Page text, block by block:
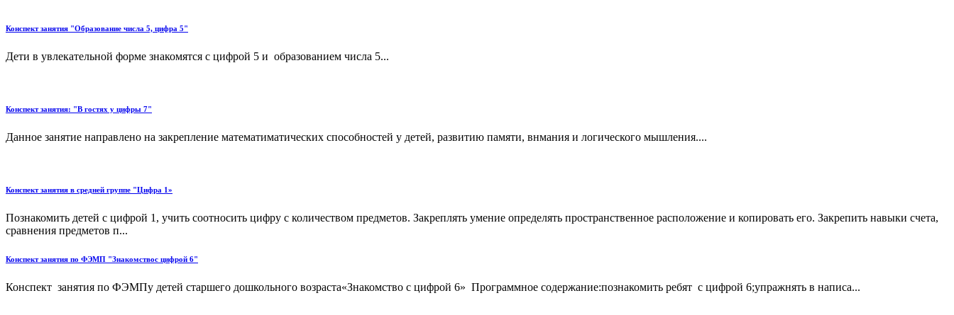
Конспект занятия "Образование числа 5, цифра 5"
Дети в увлекательной форме знакомятся с цифрой 5 и образованием числа 5...
Конспект занятия: "В гостях у цифры 7"
Данное занятие направлено на закрепление математиматических способностей у детей, развитию памяти, внмания и логического мышления....
Конспект занятия в средней группе "Цифра 1»
Познакомить детей с цифрой 1, учить соотносить цифру с количеством предметов. Закреплять умение определять пространственное расположение и копировать его. Закрепить навыки счета,
сравнения предметов п...
Конспект занятия по ФЭМП "Знакомствос цифрой 6"
Конспект занятия по ФЭМПу детей старшего дошкольного возраста«Знакомство с цифрой 6» Программное содержание:познакомить ребят с цифрой 6;упражнять в написа...